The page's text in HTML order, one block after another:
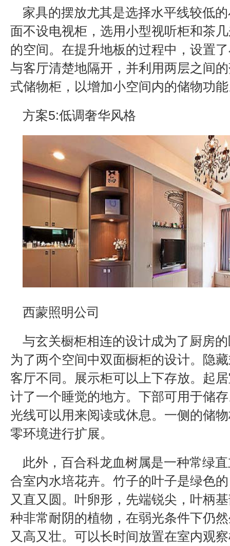
家具的摆放尤其是选择水平线较低
面不设电视柜，选用小型视听柜和茶
的空间。在提升地板的过程中，设置
与客厅清楚地隔开，并利用两层之间
式储物柜，以增加小空间内的储物功
方案5:低调奢华风格
西蒙照明公司
与玄关橱柜相连的设计成为了厨房
为了两个空间中双面橱柜的设计。隐
客厅不同。展示柜可以上下存放。起
计了一个睡觉的地方。下部可用于储
光线可以用来阅读或休息。一侧的储
零环境进行扩展。
此外，百合科龙血树属是一种常绿
合室内水培花卉。竹子的叶子是绿色
又直又圆。叶卵形，先端锐尖，叶柄
种非常耐阴的植物，在弱光条件下仍
又高又壮。可以长时间放置在室内观